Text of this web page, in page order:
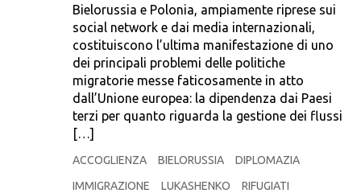
Bielorussia e Polonia, ampiamente riprese sui
social network e dai media internazionali,
costituiscono l’ultima manifestazione di uno
dei principali problemi delle politiche
migratorie messe faticosamente in atto
dall’Unione europea: la dipendenza dai Paesi
terzi per quanto riguarda la gestione dei flussi
[…]
ACCOGLIENZA BIELORUSSIA
DIPLOMAZIA
IMMIGRAZIONE
LUKASHENKO
RIFUGIATI